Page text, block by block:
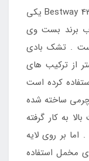
بزرگ بست وی Bestway 43305 یکی
برند بست وی
عرضه شده است . تشک بادی
از ترکیب های
کرده است
ساخته شده
به کار گرفته
بر روی لایه
مخمل استفاده